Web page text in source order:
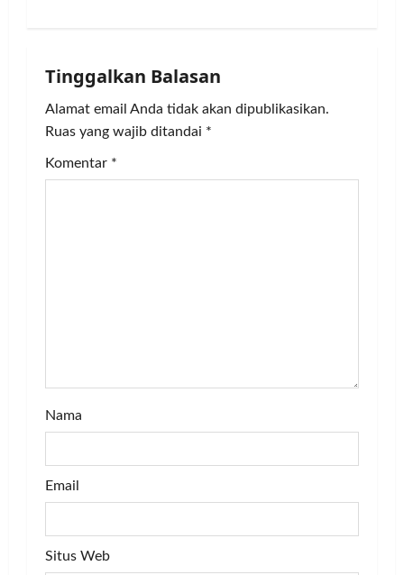
i
g
a
Tinggalkan Balasan
Alamat email Anda tidak akan dipublikasikan.
Ruas yang wajib ditandai *
Komentar *
Nama
Email
Situs Web